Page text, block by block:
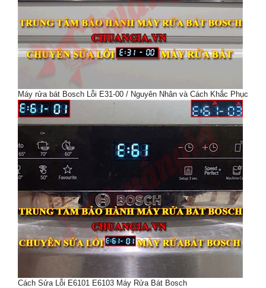
Máy rửa bát Bosch Lỗi E31-00 / Nguyên Nhân và Cách Khắc Phục
Cách Sửa Lỗi E6101 E6103 Máy Rửa Bát Bosch